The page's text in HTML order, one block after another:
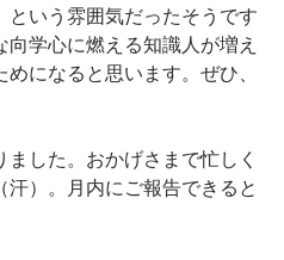
という雰囲気だったそうです
学心に燃える知識人が増え
になると思います。ぜひ、
した。おかげさまで忙しく
）。月内にご報告できると